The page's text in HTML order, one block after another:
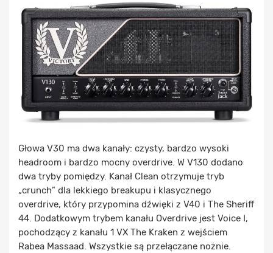
Głowa V30 ma dwa kanały: czysty, bardzo wysoki
headroom i bardzo mocny overdrive. W V130 dodano
dwa tryby pomiędzy. Kanał Clean otrzymuje tryb
„crunch” dla lekkiego breakupu i klasycznego
overdrive, który przypomina dźwięki z V40 i The Sheriff
44. Dodatkowym trybem kanału Overdrive jest Voice I,
pochodzący z kanału 1 VX The Kraken z wejściem
Rabea Massaad. Wszystkie są przełączane nożnie.